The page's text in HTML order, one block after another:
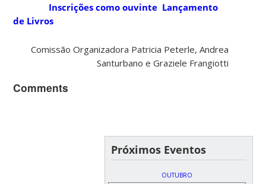
Inscrições como ouvinte Lançamento
de Livros
Comissão Organizadora Patricia Peterle, Andrea
Santurbano e Graziele Frangiotti
Comments
Próximos Eventos
OUTUBRO